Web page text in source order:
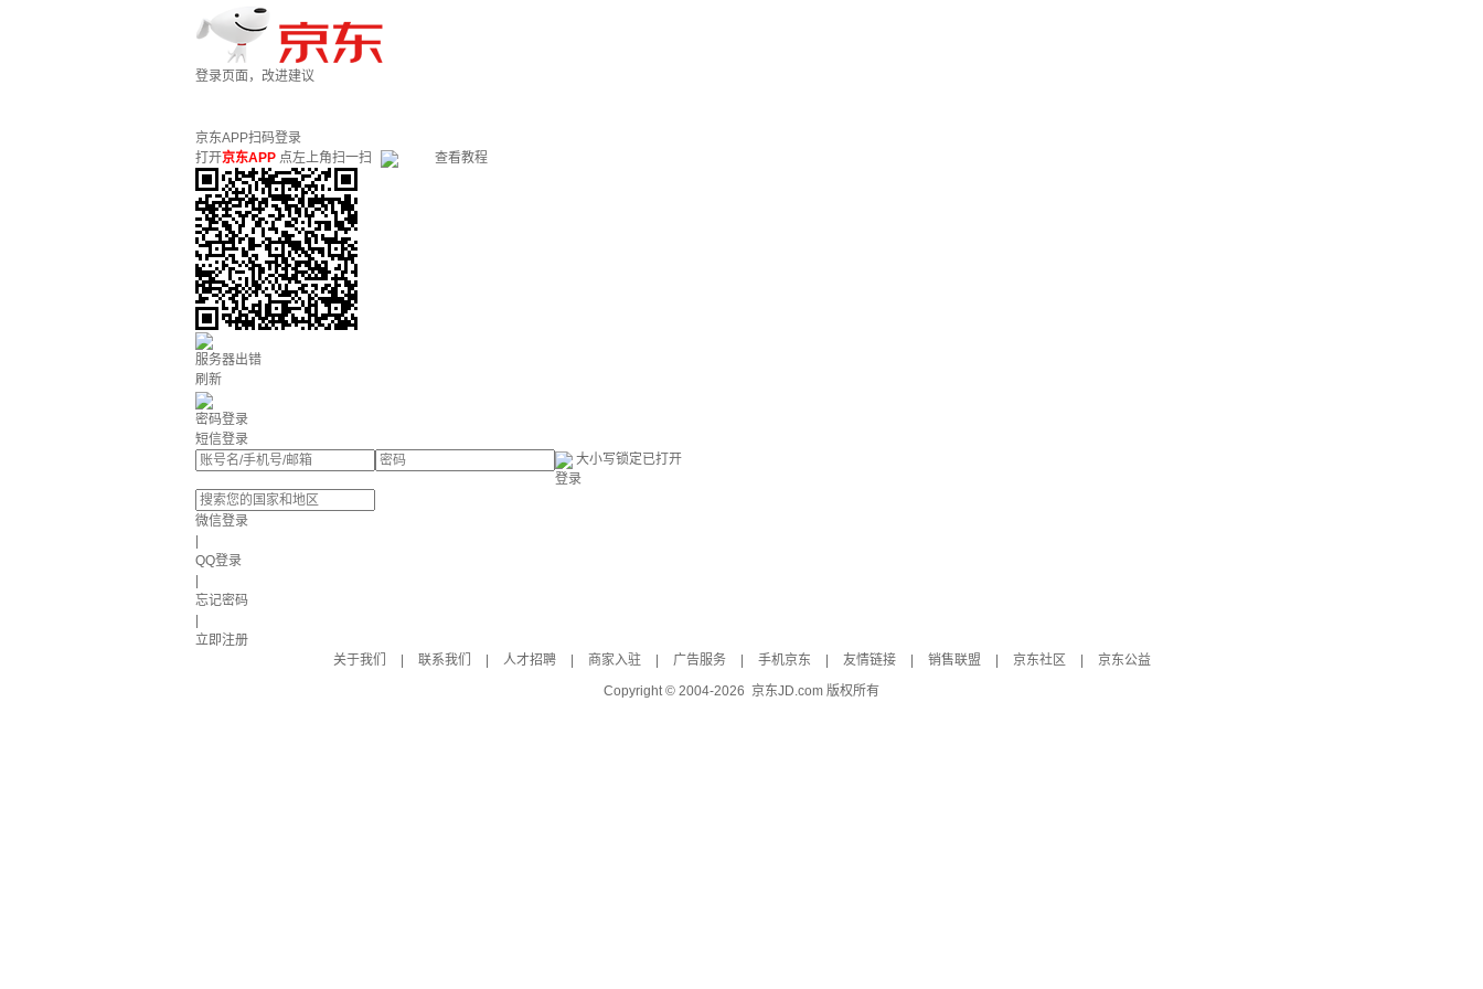
登录页面，改进建议
京东APP扫码登录
打开京东APP 点左上角扫一扫 查看教程
服务器出错
刷新
密码登录
短信登录
大小写锁定已打开
登录
微信登录
QQ登录
忘记密码
立即注册
关于我们
联系我们 人才招聘 商家入驻 广告服务 手机京东 友情链接 销售联盟 京东社区
京东公益
Copyright © 2004-2026 京东JD.com 版权所有